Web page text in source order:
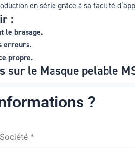
en série grâce à sa facilité
:
le brasage.
erreurs.
propre.
sur le Masque pelable
?